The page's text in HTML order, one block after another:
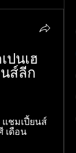
ปนเฮ
ส์ลีก
แชมเปี้ยนส์
เดือน